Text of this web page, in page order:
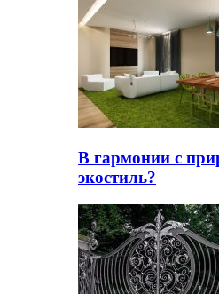
В гармонии с
экостиль?